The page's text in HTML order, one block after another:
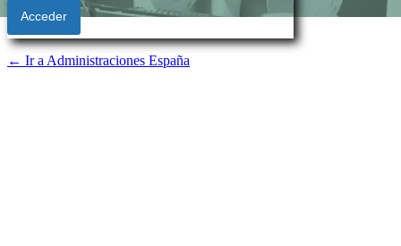
← Ir a Administraciones España